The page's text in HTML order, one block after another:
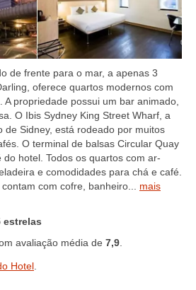
de frente para o mar, a apenas 3
oferece quartos modernos com
A propriedade possui um bar animado,
O Ibis Sydney King Street Wharf, a
de Sidney, está rodeado por muitos
O terminal de balsas Circular Quay
hotel. Todos os quartos com ar-
e comodidades para chá e café.
com cofre, banheiro... mais
estrelas
avaliação média de 7,9.
Hotel.